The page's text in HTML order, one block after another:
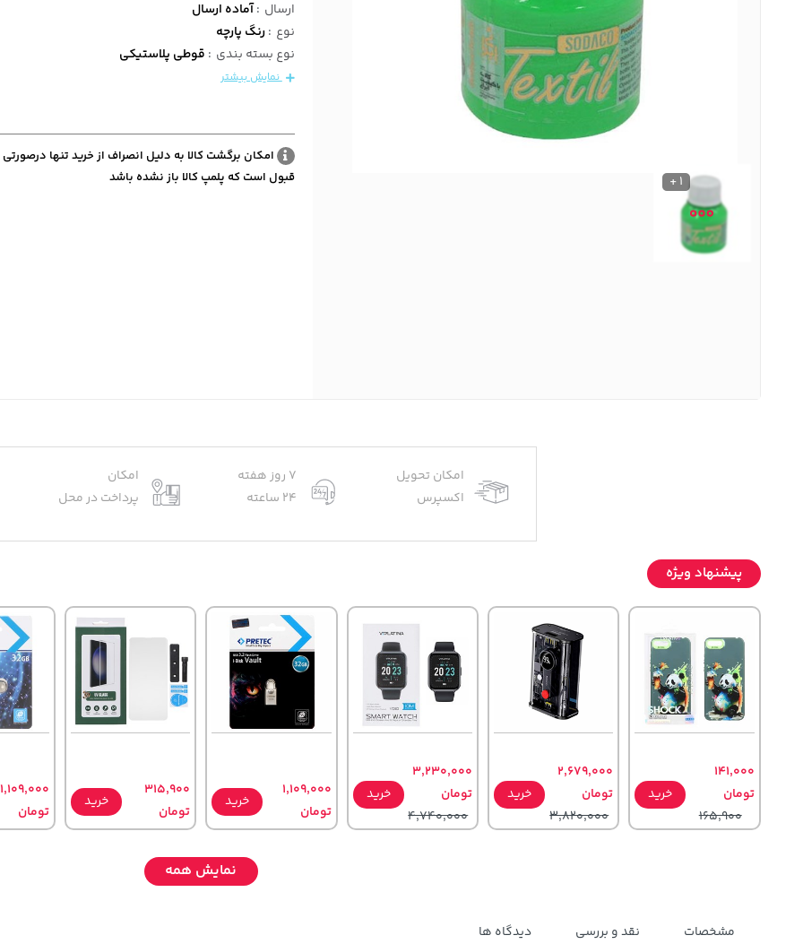
نوشیدنی ها
روشنایی و الکتریکی
1 +
ارسال :آماده ارسال
نوع :رنگ پارچه
نوع بسته بندی : قوطی پلاستیکی
نمایش بیشتر
امکان برگشت کالا به دلیل انصراف از خرید تنها
قبول است که پلمپ کالا باز نشده باشد
امکان تحویل
اکسپرس
7 روز هفته
24 ساعته
امکان
پرداخت در محل
پیشنهاد ویژه
141,000
تومان
165,900
خرید
2,679,000
تومان
3,820,000
خرید
3,230,000
تومان
4,740,000
خرید
1,109,000
تومان
خرید
315,900
تومان
خرید
1,109,000
تومان
نمایش همه
مشخصات نقد و بررسی دیدگاه ها